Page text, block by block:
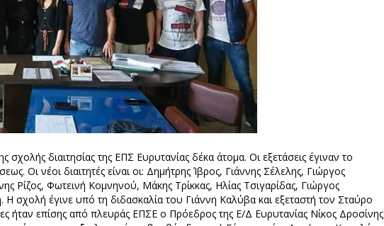
σχολής διαιτησίας της ΕΠΣ Ευρυτανίας δέκα άτομα. Οι εξετάσεις έγιναν το
Οι νέοι διαιτητές είναι οι: Δημήτρης Ίβρος, Γιάννης Σέλελης, Γιώργος
Ρίζος, Φωτεινή Κομνηνού, Μάκης Τρίκκας, Ηλίας Τσιγαρίδας, Γιώργος
Η σχολή έγινε υπό τη διδασκαλία του Γιάννη Καλύβα και εξεταστή τον Σταύρο
ήταν επίσης από πλευράς ΕΠΣΕ ο Πρόεδρος της Ε/Δ Ευρυτανίας Νίκος Δροσίνης